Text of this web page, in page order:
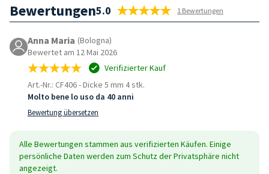
Bewertungen5.0 1 Bewertungen
Anna Maria (Bologna)
Bewertet am 12 Mai 2026
Verifizierter Kauf
Art.-Nr.: CF406-Dicke 5 mm 4 stk.
Molto bene lo uso da 40 anni
Bewertung übersetzen
Alle Bewertungen stammen aus verifizierten Käufen. Einige
persönliche Daten werden zum Schutz der Privatsphäre nicht
angezeigt.